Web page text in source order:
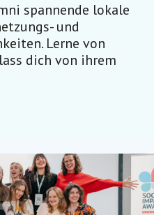
spannende lokale
und
Lerne von
dich von ihrem